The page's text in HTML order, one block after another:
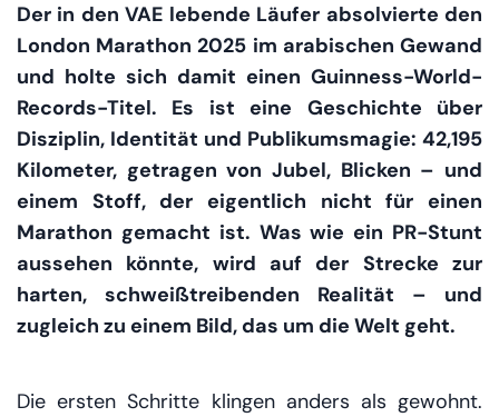
Der in den VAE lebende Läufer absolvierte den
London Marathon 2025 im arabischen Gewand
und holte sich damit einen Guinness-World-
Records-Titel. Es ist eine Geschichte über
Disziplin, Identität und Publikumsmagie: 42,195
Kilometer, getragen von Jubel, Blicken – und
einem Stoff, der eigentlich nicht für einen
Marathon gemacht ist. Was wie ein PR-Stunt
aussehen könnte, wird auf der Strecke zur
harten, schweißtreibenden Realität – und
zugleich zu einem Bild, das um die Welt geht.
Die ersten Schritte klingen anders als gewohnt.